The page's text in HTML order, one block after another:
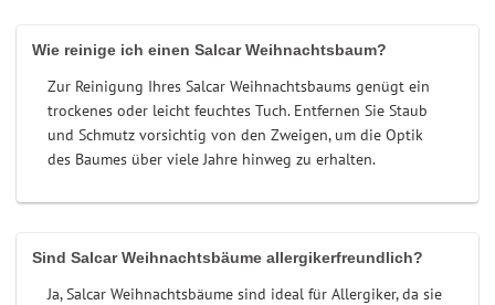
Wie reinige ich einen Salcar Weihnachtsbaum?
Zur Reinigung Ihres Salcar Weihnachtsbaums genügt ein
trockenes oder leicht feuchtes Tuch. Entfernen Sie Staub
und Schmutz vorsichtig von den Zweigen, um die Optik
des Baumes über viele Jahre hinweg zu erhalten.
Sind Salcar Weihnachtsbäume allergikerfreundlich?
Ja, Salcar Weihnachtsbäume sind ideal für Allergiker, da sie